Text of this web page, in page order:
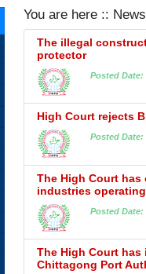
You are here ::
The illegal
protector
Posted Date:
High Court rejects
Posted Date:
The High Court
industries
Posted Date:
The High Court
Chittagong Port